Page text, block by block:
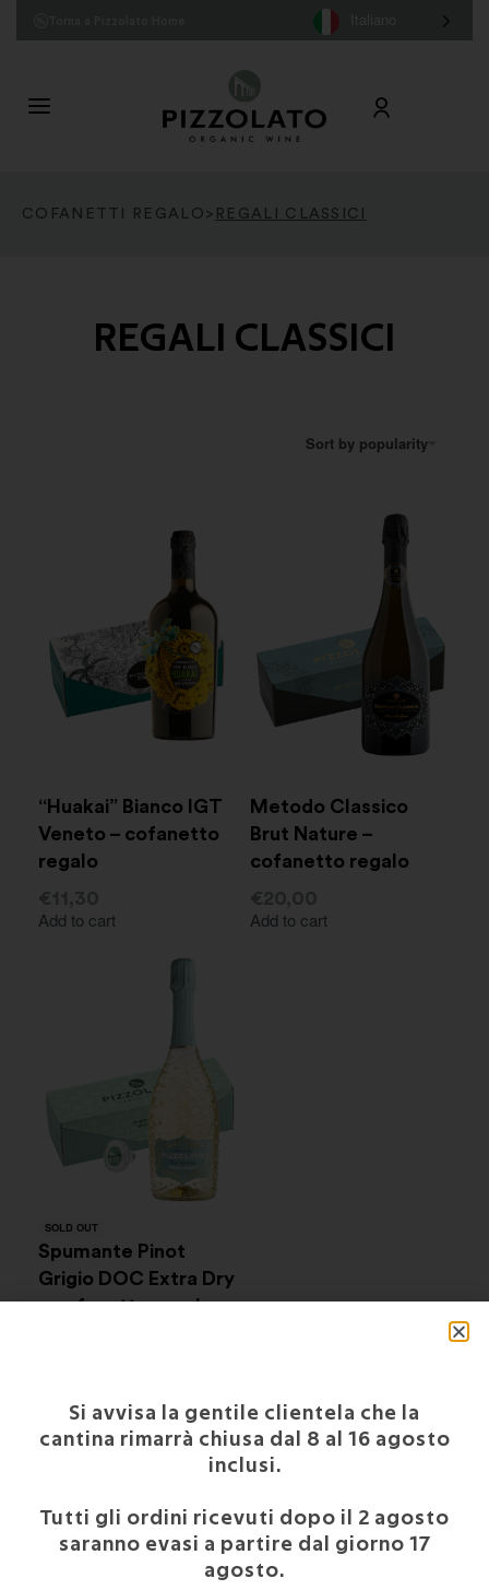
COFANETTI REGALO > REGALI CLASSICI
REGALI CLASSICI
Sort by popularity
“Huakai” Bianco IGT
Veneto – cofanetto
regalo
Add to cart
Metodo Classico
Brut Nature –
cofanetto regalo
Add to cart
SOLD OUT
Spumante Pinot
Grigio DOC Extra Dry
– cofanetto regalo
Si avvisa la gentile clientela che la
cantina rimarrà chiusa dal 8 al 16 agosto
inclusi.
Tutti gli ordini ricevuti dopo il 2 agosto
saranno evasi a partire dal giorno 17
agosto.